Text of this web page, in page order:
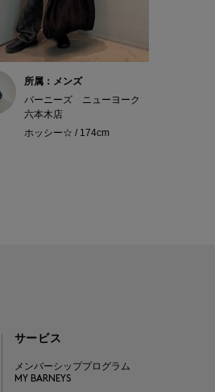
所属：メンズ
バーニーズ ニューヨーク
六本木店
ホッシー☆ / 174cm
サービス
メンバーシッププログラム
MY BARNEYS